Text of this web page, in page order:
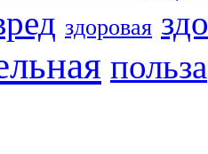
здоровая
польза